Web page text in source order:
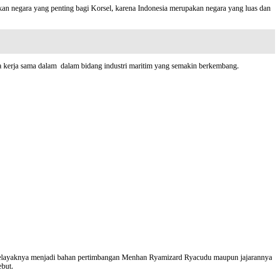
negara yang penting bagi Korsel, karena Indonesia merupakan negara yang luas dan
sama dalam dalam bidang industri maritim yang semakin berkembang.
menjadi bahan pertimbangan Menhan Ryamizard Ryacudu maupun jajarannya